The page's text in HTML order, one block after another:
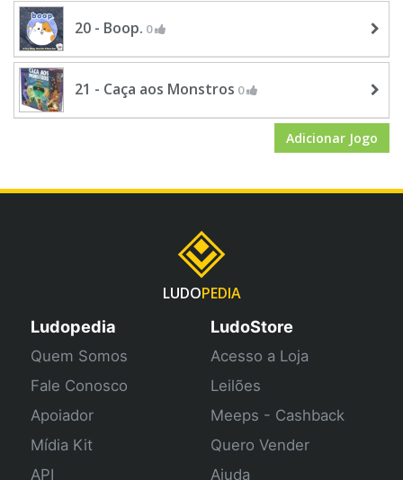
20 - Boop. 0
21 - Caça aos Monstros 0
Adicionar Jogo
LUDOPEDIA
Ludopedia
Quem Somos
Fale Conosco
Apoiador
Mídia Kit
API
LudoStore
Acesso a Loja
Leilões
Meeps - Cashback
Quero Vender
Ajuda